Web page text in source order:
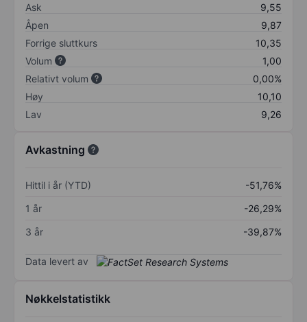
Ask
9,55
Åpen
9,87
Forrige sluttkurs
10,35
Volum
1,00
Relativt volum
0,00%
Høy
10,10
Lav
9,26
Avkastning
Hittil i år (YTD)
-51,76%
1 år
-26,29%
3 år
-39,87%
Data levert av
Nøkkelstatistikk